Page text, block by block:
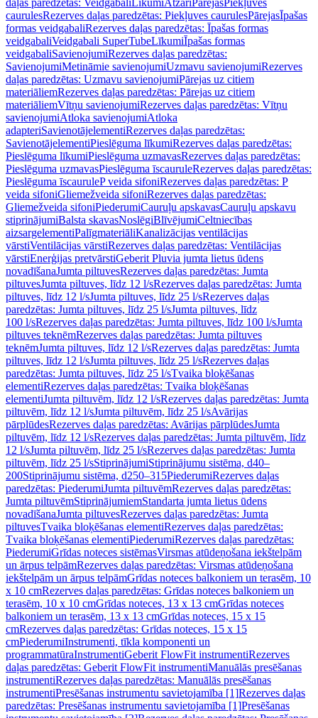
daļas paredzētas: Veidgabali LīkumiAtzari PārejasPiekļuves
caurulesRezerves daļas paredzētas: Piekļuves caurulesPārejasĪpašas
formas veidgabaliRezerves daļas paredzētas: Īpašas formas
veidgabaliVeidgabali SuperTubeLīkumiĪpašas formas
veidgabaliSavienojumiRezerves daļas paredzētas:
SavienojumiMetināmie savienojumiUzmavu savienojumiRezerves
daļas paredzētas: Uzmavu savienojumiPārejas uz citiem
materiāliemRezerves daļas paredzētas: Pārejas uz citiem
materiāliemVītņu savienojumiRezerves daļas paredzētas: Vītņu
savienojumiAtloka savienojumiAtloka
adapteriSavienotājelementiRezerves daļas paredzētas:
SavienotājelementiPieslēguma līkumiRezerves daļas paredzētas:
Pieslēguma līkumiPieslēguma uzmavasRezerves daļas paredzētas:
Pieslēguma uzmavasPieslēguma īscauruleRezerves daļas paredzētas:
Pieslēguma īscauruleP veida sifoniRezerves daļas paredzētas: P
veida sifoniGliemežveida sifoniRezerves daļas paredzētas:
Gliemežveida sifoniPiederumiCauruļu apskavasCauruļu apskavu
stiprinājumiBalsta skavasNoslēgiBlīvējumiCeltniecības
aizsargelementiPalīgmateriāliKanalizācijas ventilācijas
vārstiVentilācijas vārstiRezerves daļas paredzētas: Ventilācijas
vārstiEnerģijas pretvārstiGeberit Pluvia jumta lietus ūdens
novadīšanaJumta piltuvesRezerves daļas paredzētas: Jumta
piltuvesJumta piltuves, līdz 12 l/sRezerves daļas paredzētas: Jumta
piltuves, līdz 12 l/sJumta piltuves, līdz 25 l/sRezerves daļas
paredzētas: Jumta piltuves, līdz 25 l/sJumta piltuves, līdz
100 l/sRezerves daļas paredzētas: Jumta piltuves, līdz 100 l/sJumta
piltuves teknēmRezerves daļas paredzētas: Jumta piltuves
teknēmJumta piltuves, līdz 12 l/sRezerves daļas paredzētas: Jumta
piltuves, līdz 12 l/sJumta piltuves, līdz 25 l/sRezerves daļas
paredzētas: Jumta piltuves, līdz 25 l/sTvaika bloķēšanas
elementiRezerves daļas paredzētas: Tvaika bloķēšanas
elementiJumta piltuvēm, līdz 12 l/sRezerves daļas paredzētas: Jumta
piltuvēm, līdz 12 l/sJumta piltuvēm, līdz 25 l/sAvārijas
pārplūdesRezerves daļas paredzētas: Avārijas pārplūdesJumta
piltuvēm, līdz 12 l/sRezerves daļas paredzētas: Jumta piltuvēm, līdz
12 l/sJumta piltuvēm, līdz 25 l/sRezerves daļas paredzētas: Jumta
piltuvēm, līdz 25 l/sStiprinājumiStiprinājumu sistēma, d40–
200Stiprinājumu sistēma, d250–315PiederumiRezerves daļas
paredzētas: PiederumiJumta piltuvēmRezerves daļas paredzētas:
Jumta piltuvēmStiprinājumiemStandarta jumta lietus ūdens
novadīšanaJumta piltuvesRezerves daļas paredzētas: Jumta
piltuvesTvaika bloķēšanas elementiRezerves daļas paredzētas:
Tvaika bloķēšanas elementiPiederumiRezerves daļas paredzētas:
PiederumiGrīdas noteces sistēmasVirsmas atūdeņošana iekštelpām
un ārpus telpāmRezerves daļas paredzētas: Virsmas atūdeņošana
iekštelpām un ārpus telpāmGrīdas noteces balkoniem un terasēm, 10
x 10 cmRezerves daļas paredzētas: Grīdas noteces balkoniem un
terasēm, 10 x 10 cmGrīdas noteces, 13 x 13 cmGrīdas noteces
balkoniem un terasēm, 13 x 13 cmGrīdas noteces, 15 x 15
cmRezerves daļas paredzētas: Grīdas noteces, 15 x 15
cmPiederumiInstrumenti, tīkla komponenti un
programmatūraInstrumentiGeberit FlowFit instrumentiRezerves
daļas paredzētas: Geberit FlowFit instrumentiManuālās presēšanas
instrumentiRezerves daļas paredzētas: Manuālās presēšanas
instrumentiPresēšanas instrumentu savietojamība [1]Rezerves daļas
paredzētas: Presēšanas instrumentu savietojamība [1]Presēšanas